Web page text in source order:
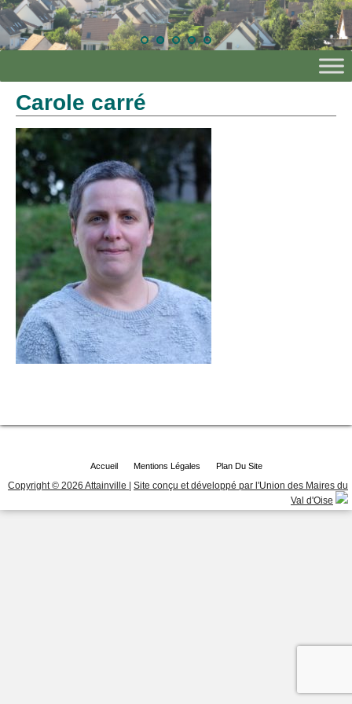
Carole carré
Accueil Mentions Légales Plan Du Site
Copyright © 2026 Attainville | Site conçu et développé par l'Union des Maires du
Val d'Oise